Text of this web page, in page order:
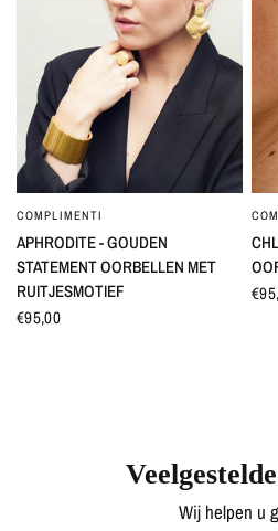
SNEL BEKIJKEN
COMPLIMENTI
APHRODITE - GOUDEN
STATEMENT OORBELLEN MET
RUITJESMOTIEF
€95,00
Wij helpen u